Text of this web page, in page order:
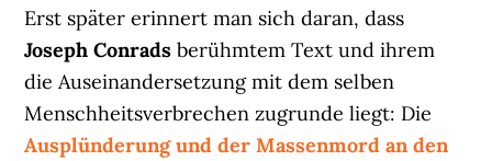
Erst später erinnert man sich daran, dass
Joseph Conrads berühmtem Text und ihrem
die Auseinandersetzung mit dem selben
Menschheitsverbrechen zugrunde liegt: Die
Ausplünderung und der Massenmord an den